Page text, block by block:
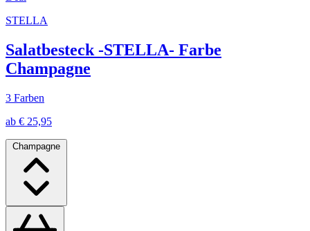
STELLA
Salatbesteck -STELLA- Farbe
Champagne
3 Farben
ab € 25,95
Champagne